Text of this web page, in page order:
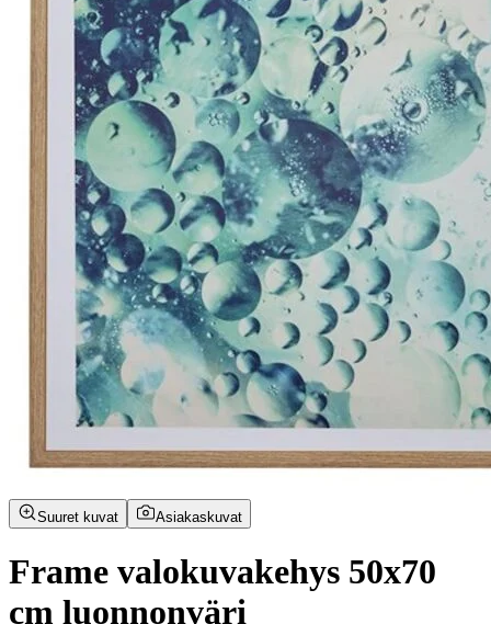
Suuret kuvat Asiakaskuvat
Frame valokuvakehys 50x70
cm luonnonväri